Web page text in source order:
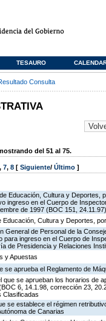
TESAURO
Consulta
del 51 al 75.
, 7, 8 [ Siguiente/ Último ]
Educación, Cultura y Deportes,
ingreso en el Cuerpo de
de 1997 (BOC 151,
Cultura y Deportes,
General de Personal de la
para ingreso en el Cuerpo de
de Presidencia y Relaciones
y Apuestas
se aprueba el Reglamento de
que se aprueban los horarios de
6, 14.1.98, corrección 23,
Clasificadas
se establece el régimen
de Canarias